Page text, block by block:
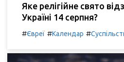
Яке релігійне свято
Україні 14 серпня?
#Євреї #Календар #